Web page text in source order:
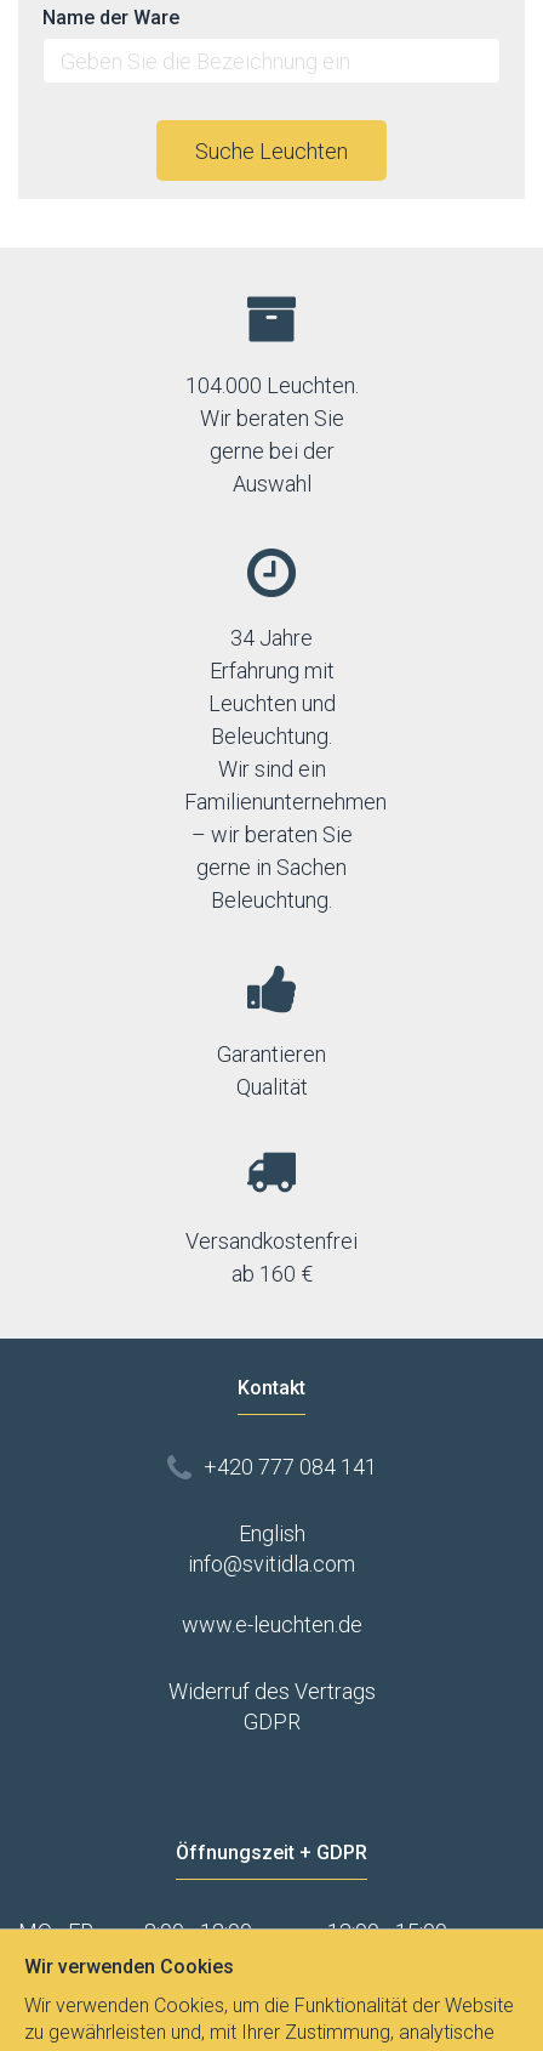
Name der Ware
Suche Leuchten
104.000 Leuchten.
Wir beraten Sie
gerne bei der
Auswahl
34 Jahre
Erfahrung mit
Leuchten und
Beleuchtung.
Wir sind ein
Familienunternehmen
– wir beraten Sie
gerne in Sachen
Beleuchtung.
Garantieren
Qualität
Versandkostenfrei
ab 160 €
Kontakt
+420 777 084 141
English
info@svitidla.com
www.e-leuchten.de
Widerruf des Vertrags
GDPR
Öffnungszeit + GDPR
MO - FR 8:00 - 12:00
13:00 - 15:00
Datenschutz
Wir verwenden Cookies
Wir verwenden Cookies, um die Funktionalität der Website
zu gewährleisten und, mit Ihrer Zustimmung, analytische